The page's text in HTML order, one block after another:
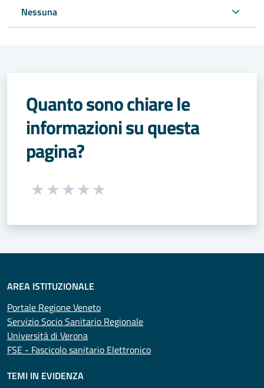
Nessuna
Quanto sono chiare le
informazioni su questa
pagina?
Seleziona una valutazione da 1 a 5 stelle
AREA ISTITUZIONALE
Portale Regione Veneto
Servizio Socio Sanitario Regionale
Università di Verona
FSE - Fascicolo sanitario Elettronico
TEMI IN EVIDENZA